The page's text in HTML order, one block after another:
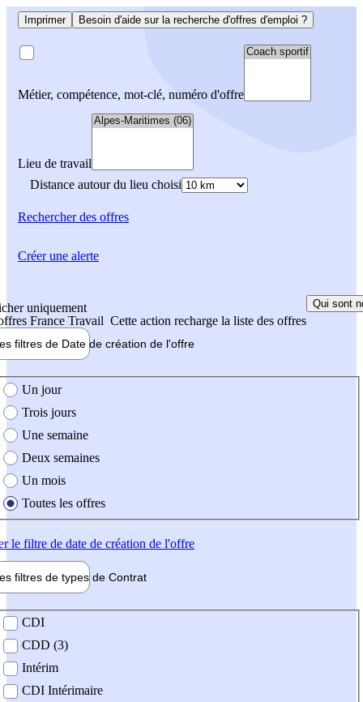
Imprimer Besoin d'aide sur la recherche d'offres d'emploi ?
Métier, compétence, mot-clé, numéro d'offre
Lieu de travail
Distance autour du lieu choisi
Rechercherdes offres
uniquement
France Travail Cette action recharge la liste des offres
Qui sont
filtres de Date de création de l'offre
création de l'offre
Un jour
Trois jours
Une semaine
Deux semaines
Un mois
Toutes les offres
le filtre de date de création de l'offre
filtres de types de Contrat
contrat
CDI
CDD (3)
Intérim
CDI Intérimaire
Créer une alerte